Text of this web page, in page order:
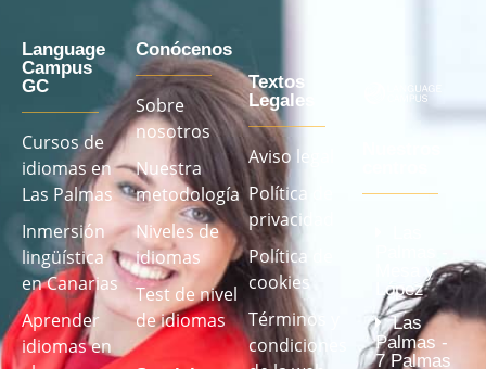
Language
Campus
GC
Cursos de
idiomas en
Las Palmas
Inmersión
lingüística
en Canarias
Aprender
idiomas en
Conócenos
Sobre
nosotros
Nuestra
metodología
Niveles de
idiomas
Test de nivel
de idiomas
Textos
Legales
Aviso legal
Política de
privacidad
Política de
cookies
Términos y
condiciones
Mesa y
López
Las
Palmas -
7 Palmas